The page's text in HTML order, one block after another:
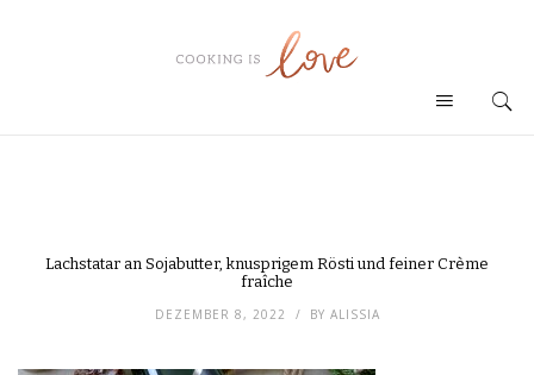
Lachstatar an Sojabutter, knusprigem Rösti und feiner Crème
fraîche
DEZEMBER 8, 2022 BY ALISSIA